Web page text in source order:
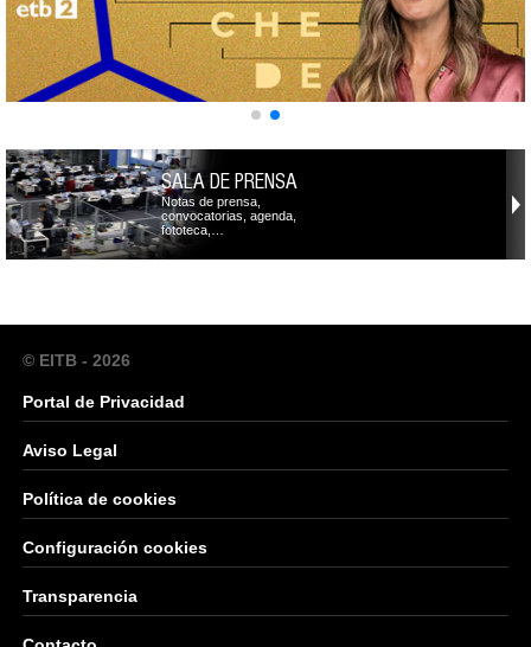
SALA DE PRENSA
Notas de prensa,
convocatorias, agenda,
fototeca,…
© EITB - 2026
Portal de Privacidad
Aviso Legal
Política de cookies
Configuración cookies
Transparencia